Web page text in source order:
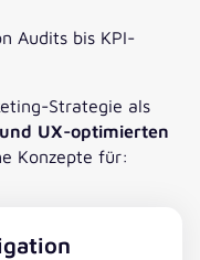
Audits bis KPI-
Strategie als
UX-optimierten
Konzepte für: